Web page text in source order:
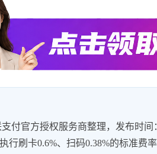
付官方授权服务商整理，发布时
行刷卡0.6%、扫码0.38%的标准费